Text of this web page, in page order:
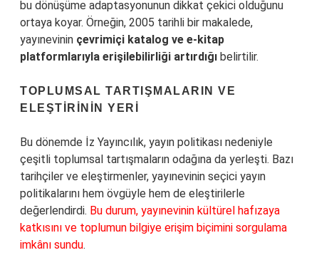
bu dönüşüme adaptasyonunun dikkat çekici olduğunu
ortaya koyar. Örneğin, 2005 tarihli bir makalede,
yayınevinin çevrimiçi katalog ve e-kitap
platformlarıyla erişilebilirliği artırdığı belirtilir.
TOPLUMSAL TARTIŞMALARIN VE
ELEŞTIRININ YERI
Bu dönemde İz Yayıncılık, yayın politikası nedeniyle
çeşitli toplumsal tartışmaların odağına da yerleşti. Bazı
tarihçiler ve eleştirmenler, yayınevinin seçici yayın
politikalarını hem övgüyle hem de eleştirilerle
değerlendirdi. Bu durum, yayınevinin kültürel hafızaya
katkısını ve toplumun bilgiye erişim biçimini sorgulama
imkânı sundu.